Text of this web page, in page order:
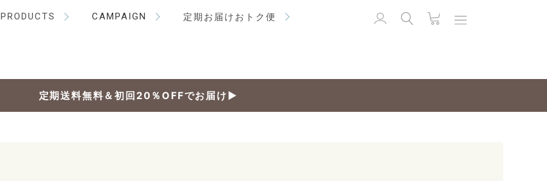
PRODUCTS CAMPAIGN 定期お届けおトク便
定期送料無料＆初回20％OFFでお届け▶